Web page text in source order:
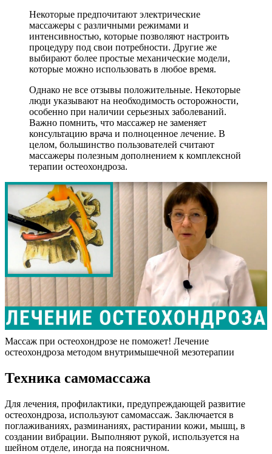
Некоторые предпочитают электрические
массажеры с различными режимами и
интенсивностью, которые позволяют настроить
процедуру под свои потребности. Другие же
выбирают более простые механические модели,
которые можно использовать в любое время.
Однако не все отзывы положительные. Некоторые
люди указывают на необходимость осторожности,
особенно при наличии серьезных заболеваний.
Важно помнить, что массажер не заменяет
консультацию врача и полноценное лечение. В
целом, большинство пользователей считают
массажеры полезным дополнением к комплексной
терапии остеохондроза.
Массаж при остеохондрозе не поможет! Лечение
остеохондроза методом внутримышечной мезотерапии
Техника самомассажа
Для лечения, профилактики, предупреждающей развитие
остеохондроза, используют самомассаж. Заключается в
поглаживаниях, разминаниях, растирании кожи, мышц, в
создании вибрации. Выполняют рукой, используется на
шейном отделе, иногда на поясничном.